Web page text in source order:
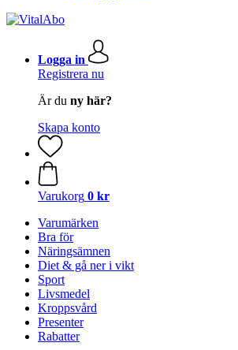
Logga in
Registrera nu
Är du ny här?
Skapa konto
Varukorg 0 kr
Varumärken
Bra för
Näringsämnen
Diet & gå ner i vikt
Sport
Livsmedel
Kroppsvård
Presenter
Rabatter